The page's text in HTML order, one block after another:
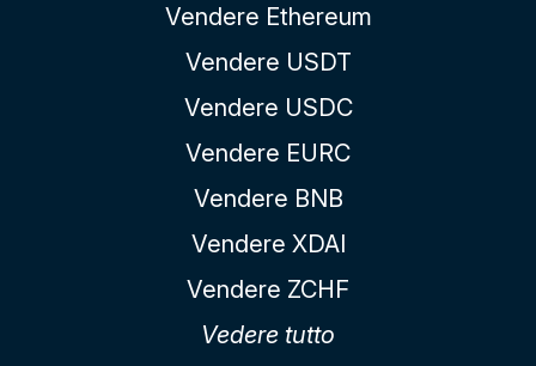
Vendere Ethereum
Vendere USDT
Vendere USDC
Vendere EURC
Vendere BNB
Vendere XDAI
Vendere ZCHF
Vedere tutto